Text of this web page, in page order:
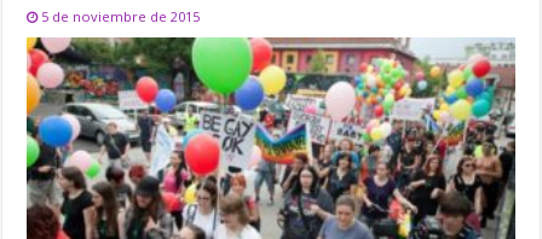
5 de noviembre de 2015